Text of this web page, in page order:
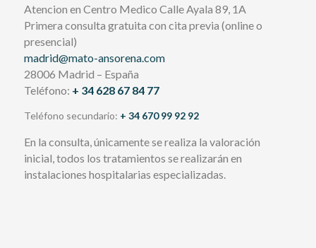
Atencion en Centro Medico Calle Ayala 89, 1A
Primera consulta gratuita con cita previa (online o
presencial)
madrid@mato-ansorena.com
28006 Madrid – España
Teléfono: + 34 628 67 84 77
Teléfono secundario: + 34 670 99 92 92
En la consulta, únicamente se realiza la valoración
inicial, todos los tratamientos se realizarán en
instalaciones hospitalarias especializadas.